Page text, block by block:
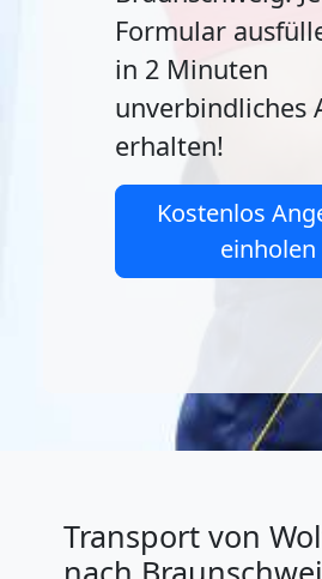
Formular
in 2 Minuten
unverbindliches
erhalten!
Kostenlos
einholen
Transport von